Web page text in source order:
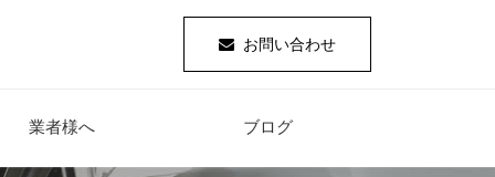
お問い合わせ
業者様へ ブログ